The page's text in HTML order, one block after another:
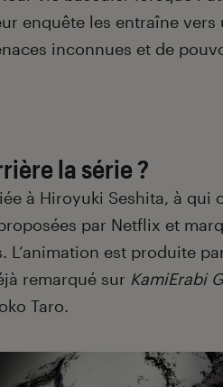
enquête les entraîne vers
inconnues et de
la série ?
à Hiroyuki Seshita, à qui
par Netflix et
est produite
remarqué sur KamiErabi
Taro.